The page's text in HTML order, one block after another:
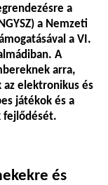
a
a Nemzeti
a VI.
A
arra,
az elektronikus és
játékok és a
fejlődését.
és